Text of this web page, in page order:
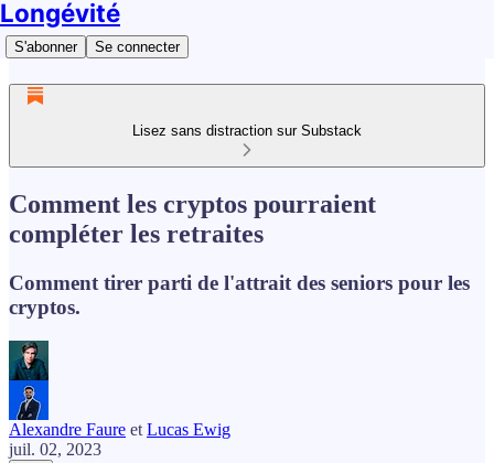
Longévité
S'abonner Se connecter
Lisez sans distraction sur Substack
Comment les cryptos pourraient
compléter les retraites
Comment tirer parti de l'attrait des seniors pour les
cryptos.
Alexandre Faure et Lucas Ewig
juil. 02, 2023